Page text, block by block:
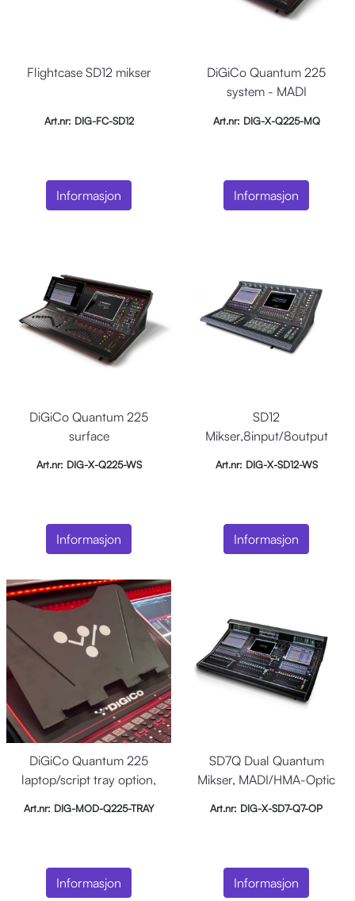
Flightcase SD12 mikser
Art.nr: DIG-FC-SD12
Informasjon
DiGiCo Quantum 225
system - MADI
Art.nr: DIG-X-Q225-MQ
Informasjon
DiGiCo Quantum 225
surface
Art.nr: DIG-X-Q225-WS
Informasjon
SD12
Mikser,8input/8output
kortplasser
Art.nr: DIG-X-SD12-WS
Informasjon
DiGiCo Quantum 225
laptop/script tray option,
Art.nr: DIG-MOD-Q225-TRAY
Informasjon
SD7Q Dual Quantum
Mikser, MADI/HMA-Optic
Art.nr: DIG-X-SD7-Q7-OP
Informasjon